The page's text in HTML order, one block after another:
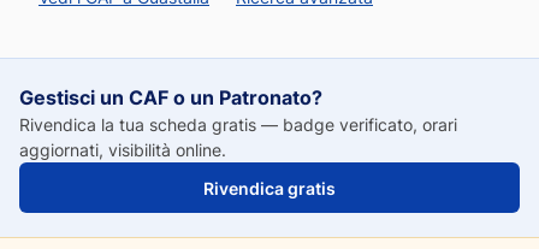
Gestisci un CAF o un Patronato?
Rivendica la tua scheda gratis — badge verificato, orari
aggiornati, visibilità online.
Rivendica gratis